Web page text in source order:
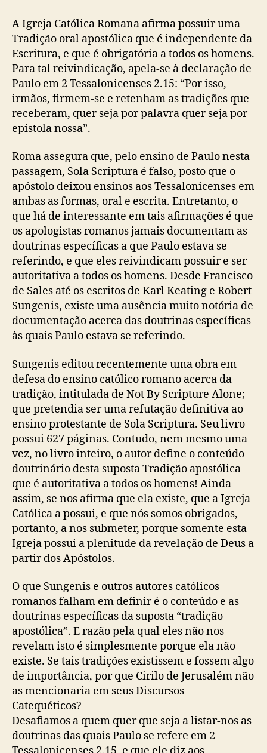
A Igreja Católica Romana afirma possuir uma
Tradição oral apostólica que é independente da
Escritura, e que é obrigatória a todos os homens.
Para tal reivindicação, apela-se à declaração de
Paulo em 2 Tessalonicenses 2.15: “Por isso,
irmãos, firmem-se e retenham as tradições que
receberam, quer seja por palavra quer seja por
epístola nossa”.
Roma assegura que, pelo ensino de Paulo nesta
passagem, Sola Scriptura é falso, posto que o
apóstolo deixou ensinos aos Tessalonicenses em
ambas as formas, oral e escrita. Entretanto, o
que há de interessante em tais afirmações é que
os apologistas romanos jamais documentam as
doutrinas específicas a que Paulo estava se
referindo, e que eles reivindicam possuir e ser
autoritativa a todos os homens. Desde Francisco
de Sales até os escritos de Karl Keating e Robert
Sungenis, existe uma ausência muito notória de
documentação acerca das doutrinas específicas
às quais Paulo estava se referindo.
Sungenis editou recentemente uma obra em
defesa do ensino católico romano acerca da
tradição, intitulada de Not By Scripture Alone;
que pretendia ser uma refutação definitiva ao
ensino protestante de Sola Scriptura. Seu livro
possui 627 páginas. Contudo, nem mesmo uma
vez, no livro inteiro, o autor define o conteúdo
doutrinário desta suposta Tradição apostólica
que é autoritativa a todos os homens! Ainda
assim, se nos afirma que ela existe, que a Igreja
Católica a possui, e que nós somos obrigados,
portanto, a nos submeter, porque somente esta
Igreja possui a plenitude da revelação de Deus a
partir dos Apóstolos.
O que Sungenis e outros autores católicos
romanos falham em definir é o conteúdo e as
doutrinas específicas da suposta “tradição
apostólica”. E razão pela qual eles não nos
revelam isto é simplesmente porque ela não
existe. Se tais tradições existissem e fossem algo
de importância, por que Cirilo de Jerusalém não
as mencionaria em seus Discursos
Catequéticos?
Desafiamos a quem quer que seja a listar-nos as
doutrinas das quais Paulo se refere em 2